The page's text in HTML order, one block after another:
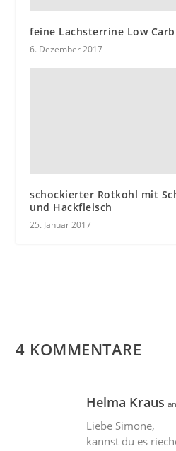
feine Lachsterrine Low Carb
6. Dezember 2017
schockierter Rotkohl mit
und Hackfleisch
25. Januar 2017
4 KOMMENTARE
Helma Kraus
Liebe Simone,
kannst du es